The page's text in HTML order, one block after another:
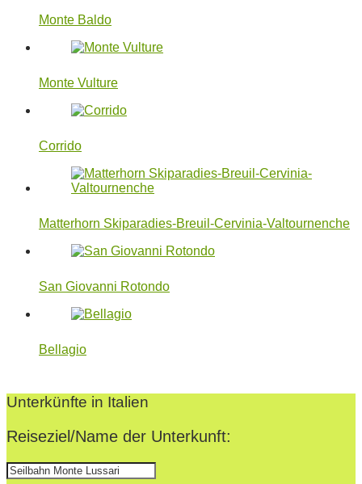
Monte Baldo
Monte Vulture
Corrido
Matterhorn Skiparadies-Breuil-Cervinia-Valtournenche
San Giovanni Rotondo
Bellagio
12-
05
Unterkünfte in Italien
Reiseziel/Name der Unterkunft: